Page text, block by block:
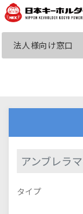
法人様向け窓口
アンブレラ
タイプ